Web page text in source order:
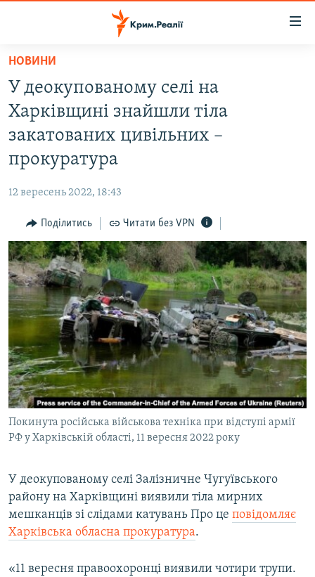
Перейти
основного
матеріалу
Перейти
до
основної
Перейти
пошуку
ВОДА.КРИМ
ВІДЕО ТА ФОТО
ПОГЛЯД
ІНТЕРВ'Ю
ВСЕ ЗА ДЕНЬ
СПЕЦПРОЕКТИ
ДЕПОРТАЦІЯ
ВІДЕОУРОКИ «ELIFBE»
СВІДЧЕННЯ ОКУПАЦІЇ
УКРАЇНСЬКА ПРОБЛЕМА КРИМУ
ІНФОГРАФІКА
ЯК ОБІЙТИ БЛОКУВАННЯ
Русский
Qırımtatar
ДОЛУЧАЙСЯ!
НОВИНИ
У деокупованому селі на
Харківщині знайшли тіла
закатованих цивільних –
прокуратура
12 вересень 2022, 18:43
Поділитись Читати без VPN
Покинута російська військова техніка при відступі армії
РФ у Харківській області, 11 вересня 2022 року
У деокупованому селі Залізничне Чугуївського
району на Харківщині виявили тіла мирних
мешканців зі слідами катувань Про це повідомляє
Харківська обласна прокуратура.
«11 вересня правоохоронці виявили чотири трупи.